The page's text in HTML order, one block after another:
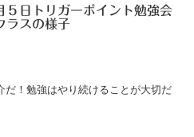
５日トリガーポイント勉強会
ラスの様子
だ！勉強はやり続けることが大切だ